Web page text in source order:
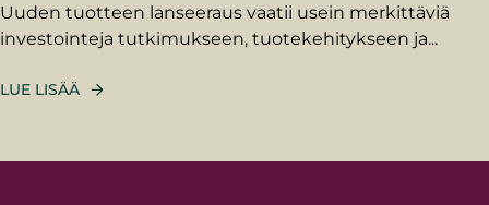
Uuden tuotteen lanseeraus vaatii usein merkittäviä
investointeja tutkimukseen, tuotekehitykseen ja...
LUE LISÄÄ